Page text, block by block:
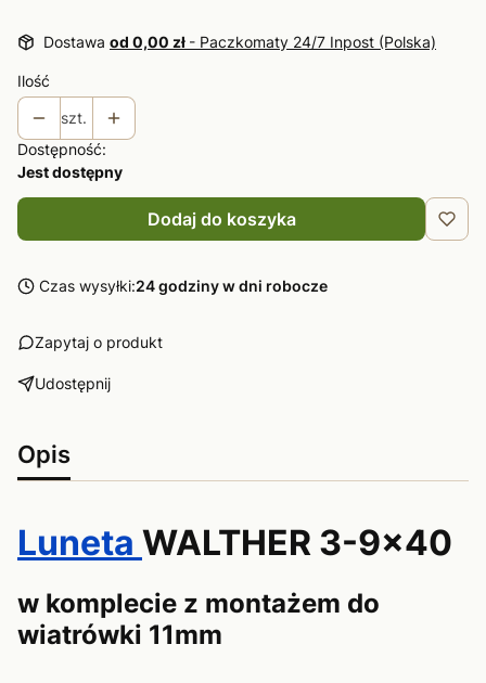
Dostawa od 0,00 zł - Paczkomaty 24/7 Inpost (Polska)
Ilość
szt.
Dostępność:
Jest dostępny
Dodaj do koszyka
Czas wysyłki:24 godziny w dni robocze
Zapytaj o produkt
Udostępnij
Opis
Luneta WALTHER 3-9x40
w komplecie z montażem do
wiatrówki 11mm